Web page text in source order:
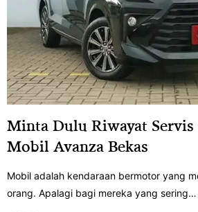
Minta Dulu Riwayat Servis
Mobil Avanza Bekas
Mobil adalah kendaraan bermotor yang
orang. Apalagi bagi mereka yang sering…